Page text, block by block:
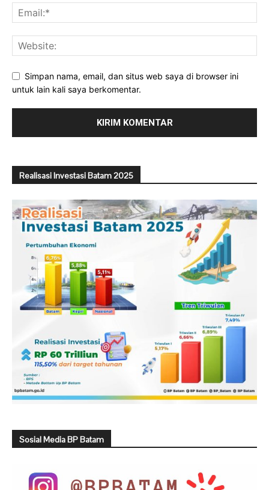
Simpan nama, email, dan situs web saya di browser ini
untuk lain kali saya berkomentar.
Realisasi Investasi Batam 2025
Sosial Media BP Batam